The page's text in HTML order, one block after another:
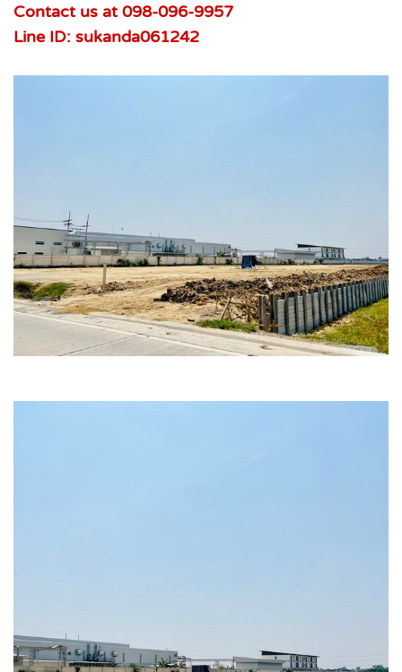
Contact us at 098-096-9957
Line ID: sukanda061242